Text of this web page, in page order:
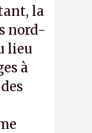
la
nord-
lieu
à